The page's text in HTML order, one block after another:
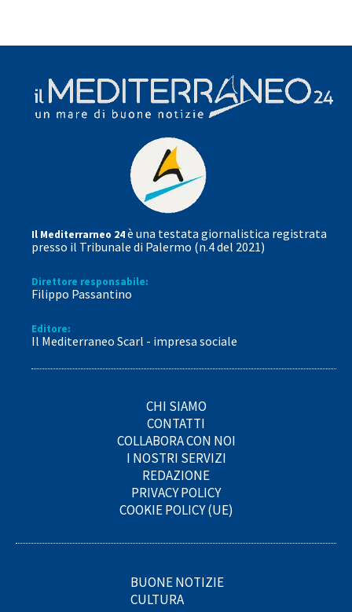
Il Mediterrarneo 24è una testata giornalistica registrata
presso il Tribunale di Palermo (n.4 del 2021)
Direttore responsabile:
Filippo Passantino
Editore:
Il Mediterraneo Scarl - impresa sociale
CHI SIAMO
CONTATTI
COLLABORA CON NOI
I NOSTRI SERVIZI
REDAZIONE
PRIVACY POLICY
COOKIE POLICY (UE)
BUONE NOTIZIE
CULTURA